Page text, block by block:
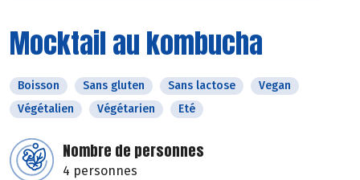
Mocktail au kombucha
Boisson Sans gluten Sans lactose
Vegan
Végétalien
Végétarien Eté
Nombre de personnes
4 personnes